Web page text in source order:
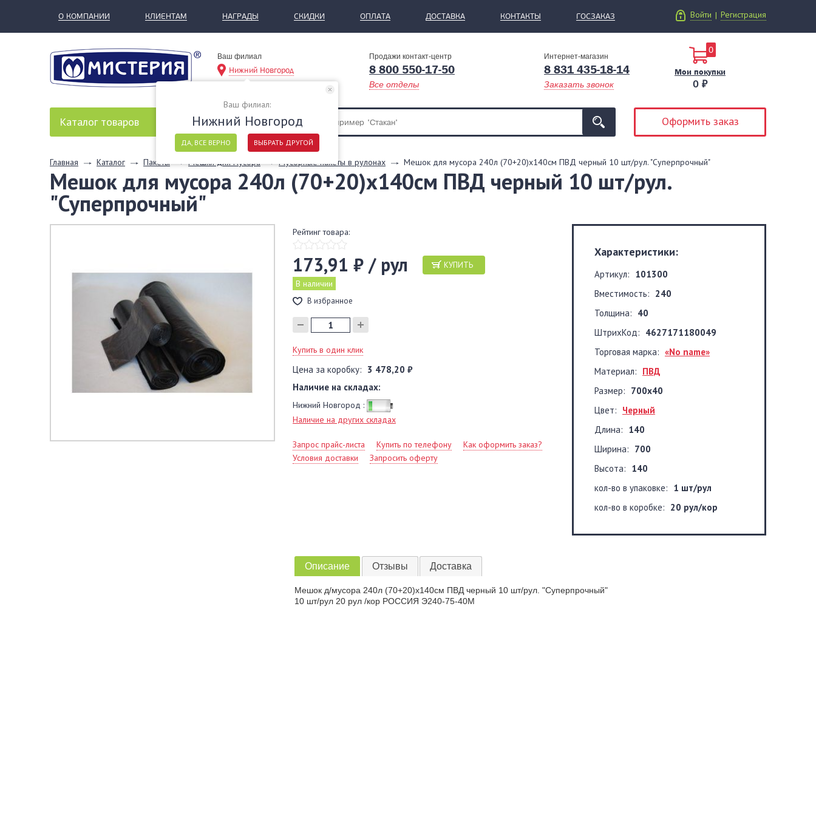
О КОМПАНИИ КЛИЕНТАМ НАГРАДЫ СКИДКИ ОПЛАТА ДОСТАВКА КОНТАКТЫ ГОСЗАКАЗ Войти | Регистрация
Ваш филиал
Нижний Новгород
Продажи контакт-центр
8 800 550-17-50
Все отделы
Ваш филиал:
Нижний Новгород
ДА, ВСЕ ВЕРНО ВЫБРАТЬ ДРУГОЙ
Интернет-магазин
8 831 435-18-14
Заказать звонок
0
Мои покупки
0 ₽
Каталог товаров Оформить заказ
Главная Каталог Пакеты Мешки для мусора Мусорные пакеты в рулонах Мешок для мусора 240л (70+20)х140см ПВД черный 10 шт/рул. "Суперпрочный"
Мешок для мусора 240л (70+20)х140см ПВД черный 10 шт/рул.
"Суперпрочный"
Характеристики:
Артикул: 101300
Вместимость: 240
Толщина: 40
ШтрихКод: 4627171180049
Торговая марка: «No name»
Материал: ПВД
Размер: 700x40
Цвет: Черный
Длина: 140
Ширина: 700
Высота: 140
кол-во в упаковке: 1 шт/рул
кол-во в коробке: 20 рул/кор
Рейтинг товара:
173,91 ₽ / рул КУПИТЬ
В наличии
В избранное
Купить в один клик
Цена за коробку: 3 478,20 ₽
Наличие на складах:
Нижний Новгород :
Наличие на других складах
Запрос прайс-листа Купить по телефону
Как оформить заказ?
Условия доставки
Запросить оферту
Описание Отзывы Доставка
Мешок д/мусора 240л (70+20)х140см ПВД черный 10 шт/рул. "Суперпрочный"
10 шт/рул 20 рул /кор РОССИЯ Э240-75-40М